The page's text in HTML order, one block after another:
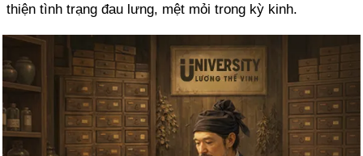
thiện tình trạng đau lưng, mệt mỏi trong kỳ kinh.